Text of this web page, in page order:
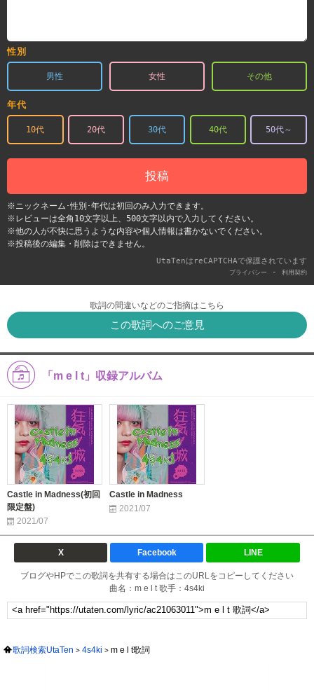
性別
男性 女性 その他
年代
10代 20代 30代 40代 50代～
投稿
※ニックネーム･性別･年代は初回のみ入力できます。
※レビューは全角10文字以上、500文字以内で入力してください。
※他の人が不快に思うような内容や個人情報は書かないでください。
※投稿後の編集・削除はできません。
UtaTenはreCAPTCHAで保護されています
プライバシー - 利用契約
歌詞の間違いなどのご指摘はこちら
この歌詞へのご意見
「m e l t」収録アルバム
Castle in Madness(初回
限定盤)
2021/07
Castle in Madness
2021/07
X Facebook LINE
ブログやHPでこの歌詞を共有する場合はこのURLをコピーしてください
曲名：m e l t 歌手：4s4ki
歌詞検索UtaTen 4s4ki m e l t歌詞